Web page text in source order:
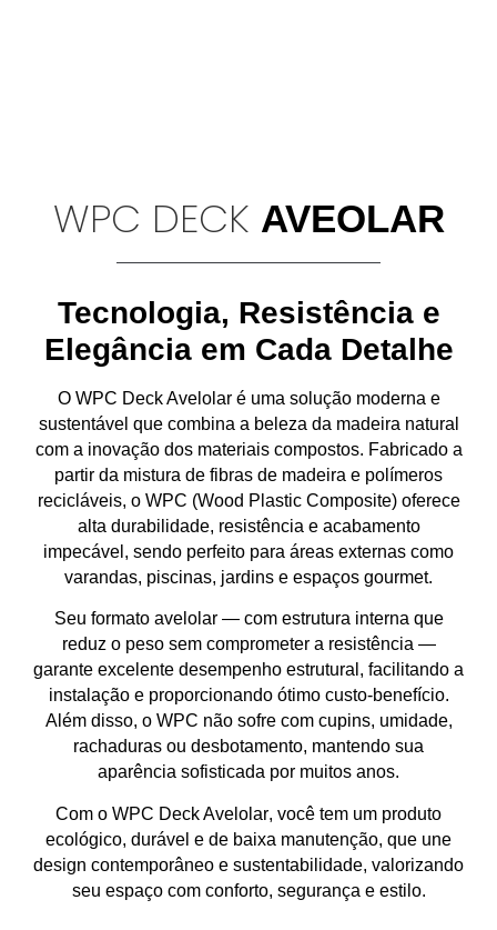
WPC DECK AVEOLAR
Tecnologia, Resistência e
Elegância em Cada Detalhe
O WPC Deck Avelolaré uma solução moderna e
sustentável que combina a beleza da madeira natural
com a inovação dos materiais compostos. Fabricado a
partir da mistura de fibras de madeira e polímeros
recicláveis, o WPC (Wood Plastic Composite) oferece
alta durabilidade, resistência e acabamento
impecável , sendo perfeito para áreas externas como
varandas, piscinas, jardins e espaços gourmet.
Seu formato avelolar— com estrutura interna que
reduz o peso sem comprometer a resistência —
garante excelente desempenho estrutural , facilitando a
instalação e proporcionando ótimo custo-benefício.
Além disso, o WPC não sofre com cupins, umidade,
rachaduras ou desbotamento, mantendo sua
aparência sofisticada por muitos anos.
Com o WPC Deck Avelolar, você tem um produto
ecológico, durável e de baixa manutenção, que une
design contemporâneo e sustentabilidade, valorizando
seu espaço com conforto, segurança e estilo.